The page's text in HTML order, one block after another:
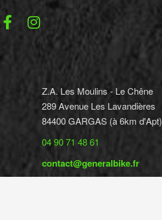
Z.A. Les Moulins - Le Chêne
289 Avenue Les Lavandières
84400 GARGAS (à 6km d'Apt)
04 90 71 48 61
contact@generalbike.fr